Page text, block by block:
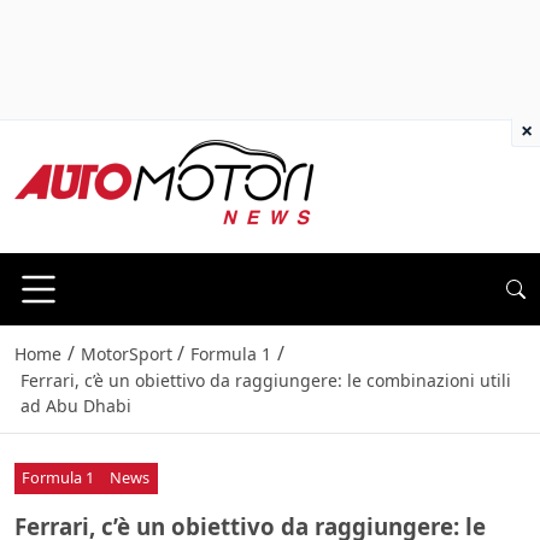
Home / MotorSport / Formula 1 /
Ferrari, c’è un obiettivo da raggiungere: le combinazioni utili
ad Abu Dhabi
Formula 1 News
Ferrari, c’è un obiettivo da raggiungere: le
×